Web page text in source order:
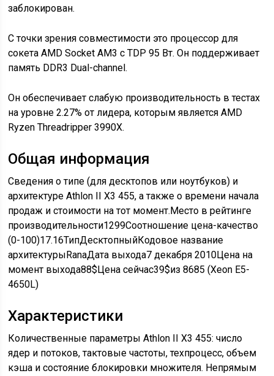
заблокирован.
С точки зрения совместимости это процессор для
сокета AMD Socket AM3 с TDP 95 Вт. Он поддерживает
память DDR3 Dual-channel.
Он обеспечивает слабую производительность в тестах
на уровне 2.27% от лидера, которым является AMD
Ryzen Threadripper 3990X.
Общая информация
Сведения о типе (для десктопов или ноутбуков) и
архитектуре Athlon II X3 455, а также о времени начала
продаж и стоимости на тот момент.Место в рейтинге
производительности1299Соотношение цена-качество
(0-100)17.16ТипДесктопныйКодовое название
архитектурыRanaДата выхода7 декабря 2010Цена на
момент выхода88$Цена сейчас39$из 8685 (Xeon E5-
4650L)
Характеристики
Количественные параметры Athlon II X3 455: число
ядер и потоков, тактовые частоты, техпроцесс, объем
кэша и состояние блокировки множителя. Непрямым